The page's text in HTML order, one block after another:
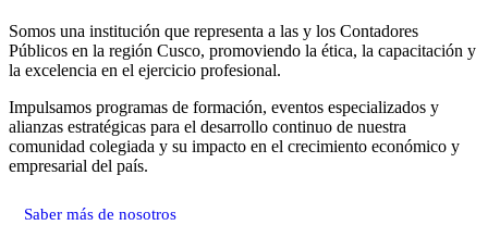
Somos una institución que representa a las y los Contadores
Públicos en la región Cusco, promoviendo la ética, la capacitación y
la excelencia en el ejercicio profesional.
Impulsamos programas de formación, eventos especializados y
alianzas estratégicas para el desarrollo continuo de nuestra
comunidad colegiada y su impacto en el crecimiento económico y
empresarial del país.
Saber más de nosotros